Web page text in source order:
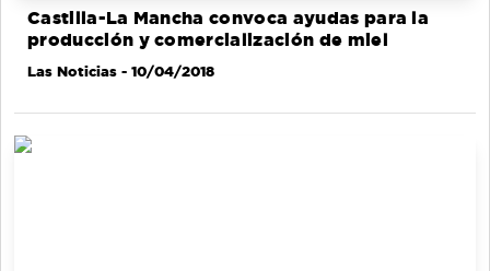
Castilla-La Mancha convoca ayudas para la
producción y comercialización de miel
Las Noticias - 10/04/2018